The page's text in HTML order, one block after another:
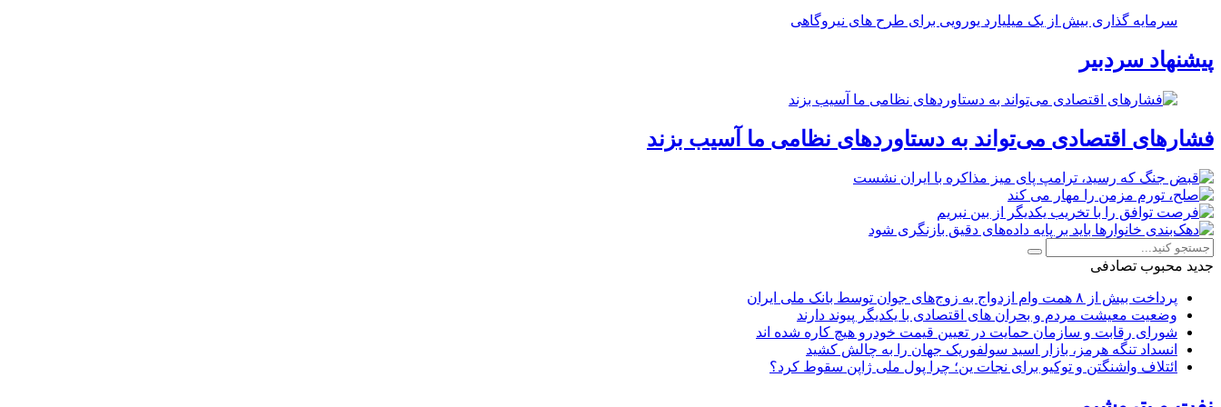
سرمایه گذاری بیش از یک میلیارد یورویی برای طرح های نیروگاهی
پیشنهاد سردبیر
فشارهای اقتصادی می‌تواند به دستاوردهای نظامی ما آسیب بزند
جدید محبوب تصادفی
پرداخت بیش از ۸ همت وام ازدواج به زوج‌های جوان توسط بانک ملی ایران
وضعیت معیشت مردم و بحران های اقتصادی با یکدیگر پیوند دارند
شورای رقابت و سازمان حمایت در تعیین قیمت خودرو هیچ کاره شده اند
انسداد تنگه هرمز، بازار اسید سولفوریک جهان را به چالش کشید
ائتلاف واشنگتن و توکیو برای نجات ین؛ چرا پول ملی ژاپن سقوط کرد؟